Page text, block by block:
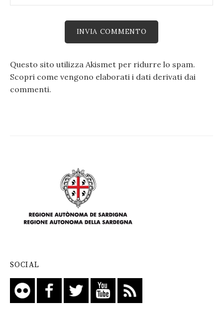
Questo sito utilizza Akismet per ridurre lo spam.
Scopri come vengono elaborati i dati derivati dai
commenti.
SOCIAL